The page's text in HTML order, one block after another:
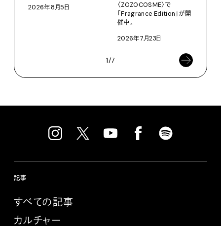
2026年8月5日
〈ZOZOCOSME〉で
「Fragrance Edition」が開
催中。
2026年7月23日
1/7
記事
すべての記事
カルチャー